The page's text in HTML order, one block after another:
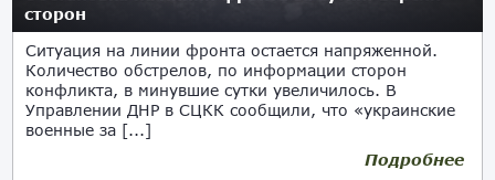
сторон
Ситуация на линии фронта остается напряженной.
Количество обстрелов, по информации сторон
конфликта, в минувшие сутки увеличилось. В
Управлении ДНР в СЦКК сообщили, что «украинские
военные за [...]
Подробнее